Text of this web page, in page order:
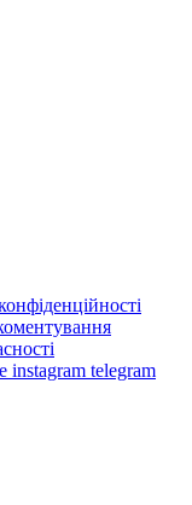
instagram telegram